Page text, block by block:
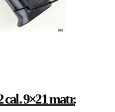
cal. 9×21 matr.